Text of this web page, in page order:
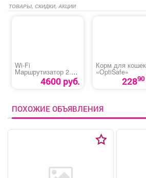
ТОВАРЫ, СКИДКИ, АКЦИИ
Wi-Fi
Маршрутизатор 2.4 /
5 ГГц (1000 Мбит/с)
4600 руб.
Корм для кошек
«OptiSafe»
22890
ПОХОЖИЕ ОБЪЯВЛЕНИЯ